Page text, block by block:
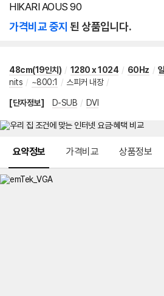
HIKARI AOUS 90
가격비교 중지 된 상품입니다.
48cm(19인치) / 1280 x 1024 / 60Hz /
nits / ~800:1 / 스피커 내장 /
[단자정보] D-SUB / DVI
요약정보 가격비교 상품정보